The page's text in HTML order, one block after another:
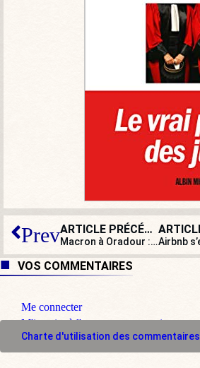
Prev ARTICLE PRÉCÉDENT
Macron à Oradour : il manquait deux mots pour que son discours fût historique
VOS COMMENTAIRES
Me connecter
M'inscrire à l'espace commentaire
Charte d'utilisation des commentaires